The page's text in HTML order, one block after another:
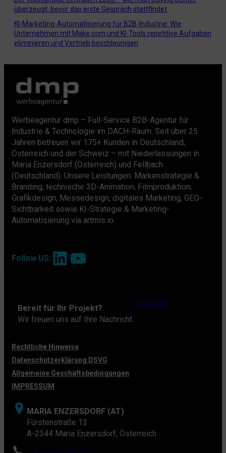
überzeugt, bevor das erste Gespräch stattfindet
KI-Marketing-Automatisierung für B2B-Industrie: Wie
Unternehmen mit Make.com und KI-Tools repetitive Aufgaben
eliminieren und Vertrieb beschleunigen
Werbeagentur dmp – Full-Service B2B-Agentur für
Industrie & Technologie im DACH-Raum. Seit über 25
Jahren betreuen wir 175+ Kunden in Deutschland,
Österreich und der Schweiz – mit Niederlassungen in
Maria Enzersdorf (Österreich) und Fellbach
(Deutschland). Unsere Leistungen: Markenstrategie &
Branding, technische 3D-Animation, Filmproduktion,
Grafikdesign, Messedesign, digitales Marketing, GEO-
Sichtbarkeit sowie KI-Strategie & Marketing-
Automatisierung via artmis.io.
Follow US: LinkedIn YouTube
Bereit für Ihr Projekt?
Wir freuen uns auf Ihre Nachricht.
Let’s Talk
Rechtliche Hinweise
Datenschutzerklärung DSVG
Allgemeine Geschäftsbedingungen
IMPRESSUM
MARIA ENZERSDORF (AT)
Fürstenstraße 13
A-2344 Maria Enzersdorf, Österreich